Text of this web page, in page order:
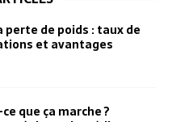
perte de poids : taux de
et avantages
que ça marche ?